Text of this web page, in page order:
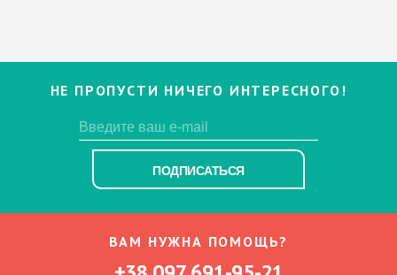
НЕ ПРОПУСТИ НИЧЕГО ИНТЕРЕСНОГО!
ПОДПИСАТЬСЯ
ВАМ НУЖНА ПОМОЩЬ?